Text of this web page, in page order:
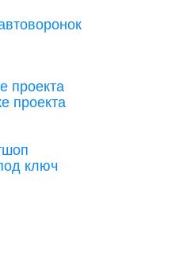
проекта
проекта
ключ